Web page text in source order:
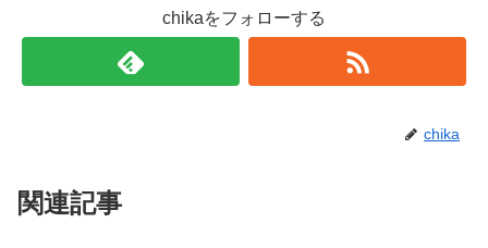
chikaをフォローする
chika
関連記事